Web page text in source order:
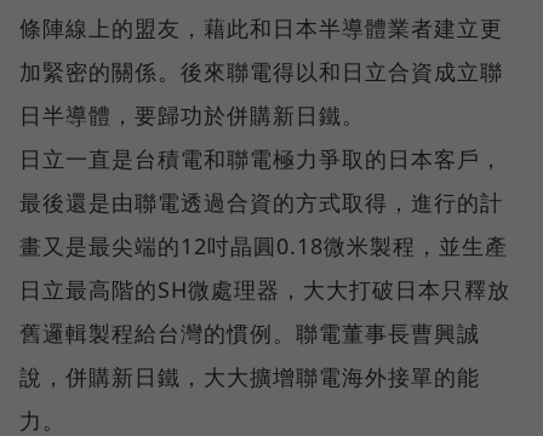
條陣線上的盟友，藉此和日本半導體業者建立更
加緊密的關係。後來聯電得以和日立合資成立聯
日半導體，要歸功於併購新日鐵。
日立一直是台積電和聯電極力爭取的日本客戶，
最後還是由聯電透過合資的方式取得，進行的計
畫又是最尖端的12吋晶圓0.18微米製程，並生產
日立最高階的SH微處理器，大大打破日本只釋放
舊邏輯製程給台灣的慣例。聯電董事長曹興誠
說，併購新日鐵，大大擴增聯電海外接單的能
力。